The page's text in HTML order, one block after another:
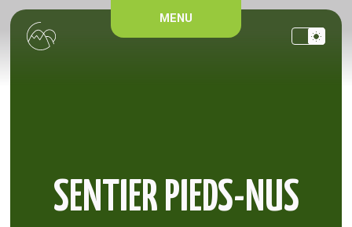
Panneau de gestion des cookies
MENU
SENTIER PIEDS-NUS